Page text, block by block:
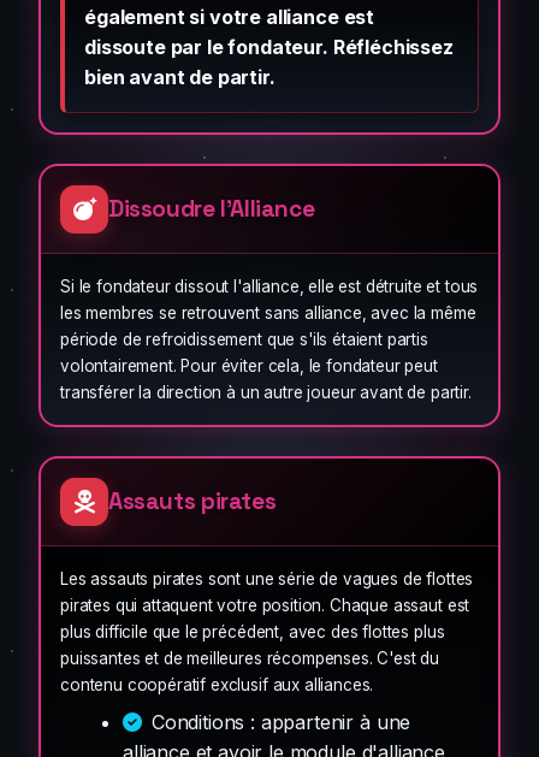
également si votre alliance est
dissoute par le fondateur. Réfléchissez
bien avant de partir.
Dissoudre l'Alliance
Si le fondateur dissout l'alliance, elle est détruite et tous
les membres se retrouvent sans alliance, avec la même
période de refroidissement que s'ils étaient partis
volontairement. Pour éviter cela, le fondateur peut
transférer la direction à un autre joueur avant de partir.
Assauts pirates
Les assauts pirates sont une série de vagues de flottes
pirates qui attaquent votre position. Chaque assaut est
plus difficile que le précédent, avec des flottes plus
puissantes et de meilleures récompenses. C'est du
contenu coopératif exclusif aux alliances.
Conditions : appartenir à une
alliance et avoir le module d'alliance